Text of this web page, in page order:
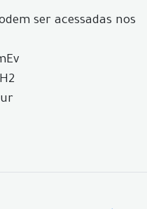
ser acessadas nos